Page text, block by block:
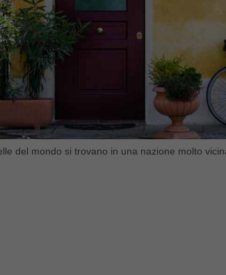
del mondo si trovano in una nazione molto